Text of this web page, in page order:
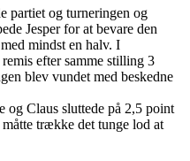
partiet og turneringen og
Jesper for at bevare den
mindst en halv. I
efter samme stilling 3
blev vundet med beskedne
Claus sluttede på 2,5 point
trække det tunge lod at